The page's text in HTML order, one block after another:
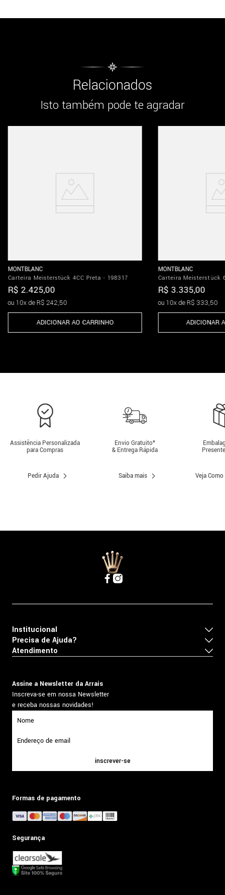
Relacionados
Isto também pode te agradar
MONTBLANC
Carteira Meisterstück 4CC Preta - 198317
R$ 2.425,00
ou 10x deR$ 242,50
ADICIONAR AO CARRINHO
MONTBLANC
Carteira Meisterstück
R$ 3.335,00
ou 10x deR$ 333,50
ADICIONAR
Assistência Personalizada
para Compras
Pedir Ajuda
Envio Gratuito*
& Entrega Rápida
Saiba mais Veja
Institucional
Precisa de Ajuda?
Atendimento
Assine a Newsletter da Arrais
Inscreva-se em nossa Newsletter
e receba nossas novidades!
inscrever-se
Formas de pagamento
Segurança